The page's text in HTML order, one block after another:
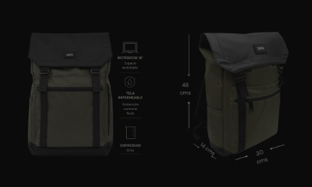
Hasta 17”(bolsillo acolchado interior para
protegerlo)